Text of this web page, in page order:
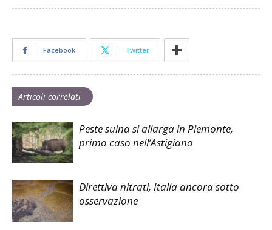
Facebook Twitter
Articoli correlati
Peste suina si allarga in Piemonte,
primo caso nell’Astigiano
Direttiva nitrati, Italia ancora sotto
osservazione